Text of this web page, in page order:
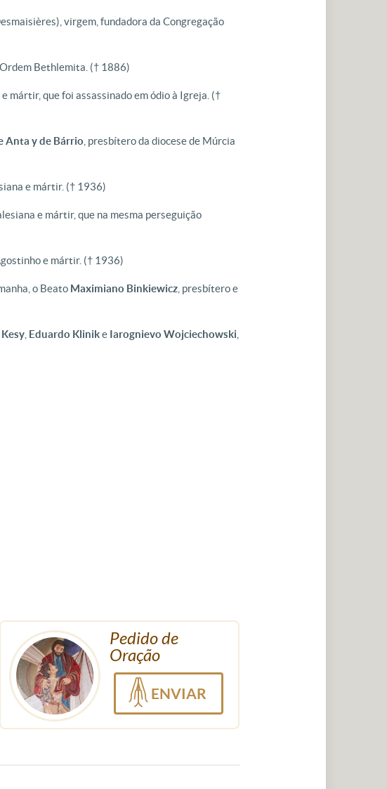
virgem, fundadora da Congregação
Bethlemita. († 1886)
mártir, que foi assassinado em ódio à Igreja. (†
Anta y de Bárrio , presbítero da diocese de Múrcia
e mártir. († 1936)
e mártir, que na mesma perseguição
e mártir. († 1936)
o Beato Maximiano Binkiewicz, presbítero e
Kesy, Eduardo Klinike Iarognievo Wojciechowski
Pedido de
Oração
ENVIAR